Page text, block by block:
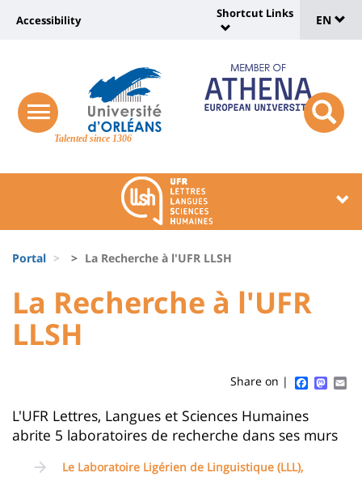
Site
Talented since 1306
Recherche
responsive
menu
Université
vers
page
Accessibility
:
Shortcut
Links
Shortcut Links
de
EN
Block
liste
des
composantes
d'Ariane
Portal La Recherche à l'UFR LLSH
University
:
Sidebar
University
:
Main
Titre
La Recherche à l'UFR
LLSH
Share on |
Contenu
de
L'UFR Lettres, Langues et Sciences Humaines
abrite 5 laboratoires de recherche dans ses murs
Le Laboratoire Ligérien de Linguistique (LLL),